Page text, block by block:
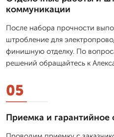
коммуникации
После набора прочности
штробление для
финишную отделку. По
решений обращайтесь к
05
Приемка и гарантийное